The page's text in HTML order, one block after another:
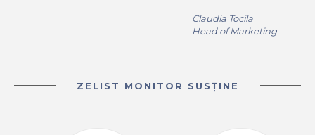
Claudia Tocila
Head of Marketing
ZELIST MONITOR SUSȚINE